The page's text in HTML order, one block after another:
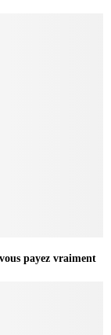
payez vraiment